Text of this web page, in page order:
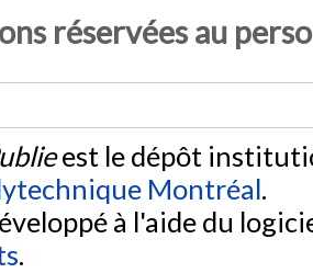
réservées au
est le dépôt
Montréal.
à l'aide du
.